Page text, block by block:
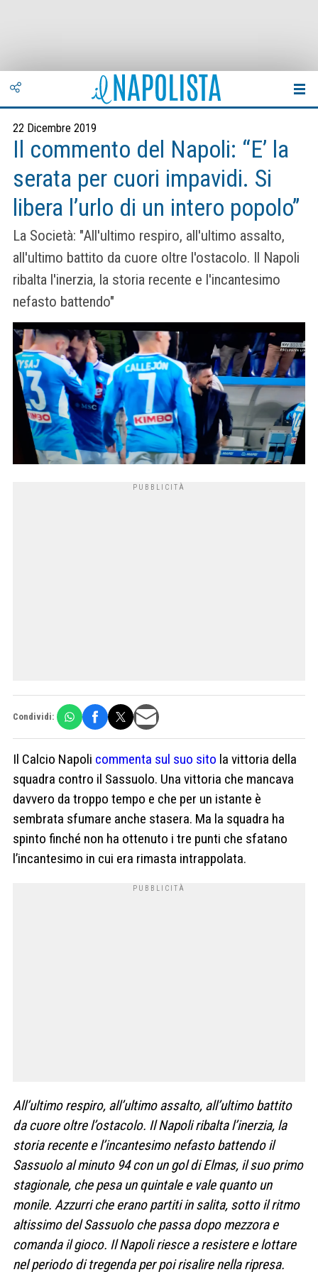
22 Dicembre 2019
Il commento del Napoli: “E’ la
serata per cuori impavidi. Si
libera l’urlo di un intero popolo”
La Società: "All'ultimo respiro, all'ultimo assalto,
all'ultimo battito da cuore oltre l'ostacolo. Il Napoli
ribalta l'inerzia, la storia recente e l'incantesimo
nefasto battendo"
Condividi:
Il Calcio Napoli commenta sul suo sito la vittoria della
squadra contro il Sassuolo. Una vittoria che mancava
davvero da troppo tempo e che per un istante è
sembrata sfumare anche stasera. Ma la squadra ha
spinto finché non ha ottenuto i tre punti che sfatano
l’incantesimo in cui era rimasta intrappolata.
All’ultimo respiro, all’ultimo assalto, all’ultimo battito
da cuore oltre l’ostacolo. Il Napoli ribalta l’inerzia, la
storia recente e l’incantesimo nefasto battendo il
Sassuolo al minuto 94 con un gol di Elmas, il suo primo
stagionale, che pesa un quintale e vale quanto un
monile. Azzurri che erano partiti in salita, sotto il ritmo
altissimo del Sassuolo che passa dopo mezzora e
comanda il gioco. Il Napoli riesce a resistere e lottare
nel periodo di tregenda per poi risalire nella ripresa.